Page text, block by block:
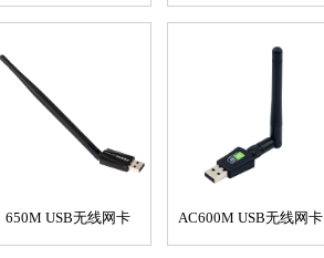
650M USB无线网卡 AC600M USB无线网卡